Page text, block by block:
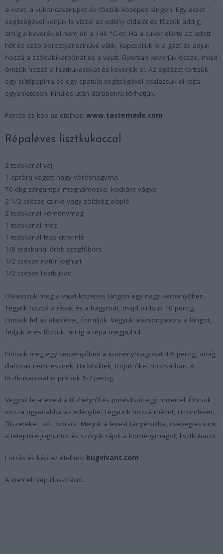
a vizet, a kukoricaszirupot és főzzük közepes lángon. Egy ecset
segítségével kenjük le vízzel az edény oldalát és főzzük addig,
amíg a keverék el nem éri a 140 °C-ot. Ha a cukor elérte az adott
hőt és szép borostyánszínűvé válik, kapcsoljuk le a gázt és adjuk
hozzá a szódabikarbónát és a vajat. Gyorsan keverjük össze, majd
öntsük hozzá a lisztkukacokat és keverjük el. Az egészet terítsük
egy sütőpapírra és egy spatula segítségével oszlassuk el rajta
egyenletesen. Kihűlés után darabokra törhetjük.
Forrás és kép az ételhez: www.tastemade.com
Répaleves lisztkukaccal
2 teáskanál vaj
1 apróra vágott nagy vöröshagyma
70 dkg sárgarépa meghámozva, kockára vágva
2 1/2 csésze csirke vagy zöldség alaplé
2 teáskanál köménymag
1 teáskanál méz
1 teáskanál friss citromlé
1/8 teáskanál őrölt szegfűbors
1/2 csésze natúr joghurt
1/2 csésze lisztkukac
Olvasszuk meg a vajat közepes lángon egy nagy serpenyőben.
Tegyük hozzá a répát és a hagymát, majd pirítsuk 10 percig.
Öntsük fel az alaplével, forraljuk. Vegyük alacsonyabbra a lángot,
fedjük le és főzzük, amíg a répa megpuhul.
Pirítsuk meg egy serpenyőben a köménymagokat 4-5 percig, amíg
illatosak nem lesznek. Ha kihűltek, törjük őket mozsárban. A
lisztkukacokat is pirítsuk 1-2 percig.
Vegyük le a levest a tűzhelyről és pürésítsük egy mixerrel. Öntsük
vissza ugyanabba az edénybe. Tegyünk hozzá mézet, citromlevet,
fűszereket, sót, borsot. Merjük a levest tányérokba, csepegtessünk
a tetejükre joghurtot és szórjuk rájuk a köménymagot, lisztkukacot.
Forrás és kép az ételhez: bugvivant.com
A kiemelt kép illusztráció.